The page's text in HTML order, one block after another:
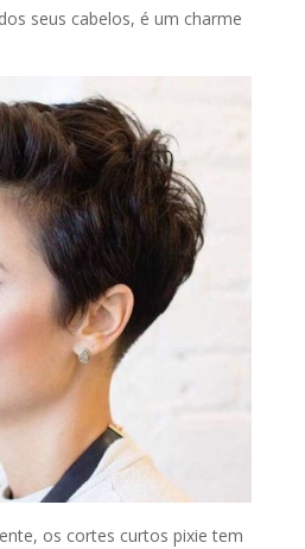
seus cabelos, é um charme
os cortes curtos pixie tem